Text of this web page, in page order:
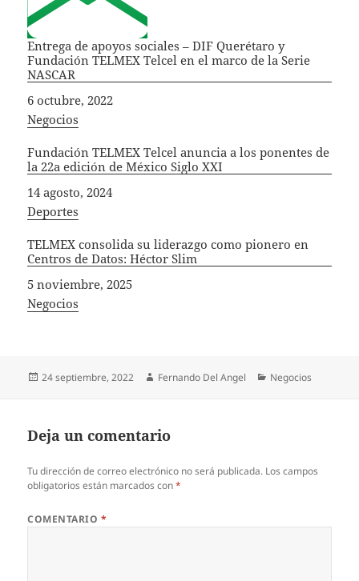
Entrega de apoyos sociales – DIF Querétaro y
Fundación TELMEX Telcel en el marco de la Serie
NASCAR
Fecha
6 octubre, 2022
In relation to
Negocios
Fundación TELMEX Telcel anuncia a los ponentes de
la 22a edición de México Siglo XXI
Fecha
14 agosto, 2024
In relation to
Deportes
TELMEX consolida su liderazgo como pionero en
Centros de Datos: Héctor Slim
Fecha
5 noviembre, 2025
In relation to
Negocios
Publicado
24 septiembre, 2022 Autor
Fernando Del Angel Categorías
Negocios
Deja un comentario
Tu dirección de correo electrónico no será publicada. Los campos
obligatorios están marcados con*
COMENTARIO *